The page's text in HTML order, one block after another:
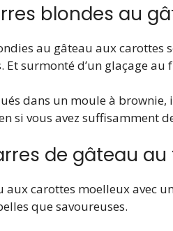
blondes au
au gâteau aux carottes
Et surmonté d’un glaçage au
dans un moule à
si vous avez suffisamment
de gâteau
aux carottes moelleux avec
que savoureuses.